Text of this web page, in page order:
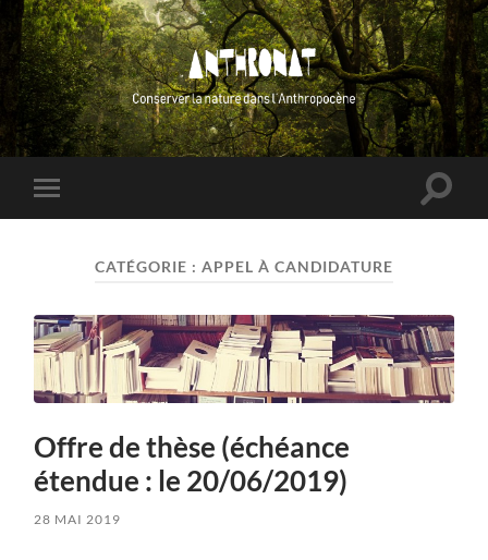
ANTHRONAT
Toggle
mobile
Toggle
CATÉGORIE : APPEL À CANDIDATURE
Offre de thèse (échéance
étendue : le 20/06/2019)
28 MAI 2019